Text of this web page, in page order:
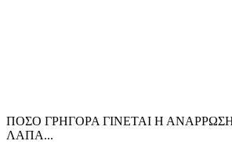
ΠΟΣΟ ΓΡΗΓΟΡΑ ΓΙΝΕΤΑΙ Η
ΛΑΠΑ...